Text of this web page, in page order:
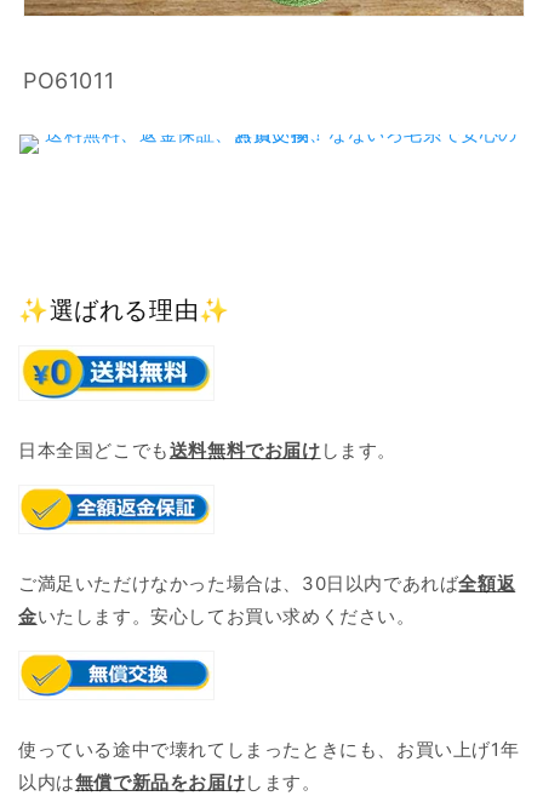
SKU:
PO61011
✨選ばれる理由✨
日本全国どこでも送料無料でお届け します。
ご満足いただけなかった場合は、30日以内であれば全額返
金いたします。安心してお買い求めください。
使っている途中で壊れてしまったときにも、お買い上げ1年
以内は無償で新品をお届けします。